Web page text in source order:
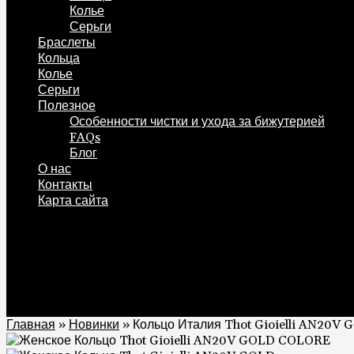
Колье
Серьги
Браслеты
Кольца
Колье
Серьги
Полезное
Особенности чистки и ухода за бижутерией
FAQs
Блог
О нас
Контакты
Карта сайта
Главная » Новинки » Кольцо Италия Thot Gioielli AN20V